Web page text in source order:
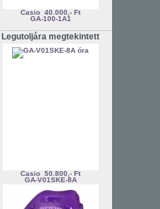
Casio 40.000,- Ft
GA-100-1A1
Legutoljára megtekintett
Casio 50.800,- Ft
GA-V01SKE-8A